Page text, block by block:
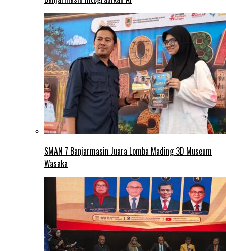
SMAN 7 Banjarmasin Juara Lomba Mading 3D Museum
Wasaka